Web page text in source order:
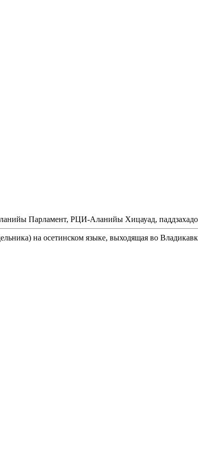
Парламент, РЦИ-Аланийы Хицауад,
на осетинском языке, выходящая во